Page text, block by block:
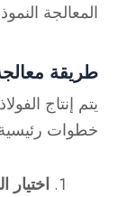
المعالجة
طريقة معالجة
خطوات
اختيار